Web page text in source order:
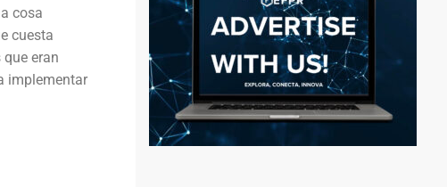
cosa
cuesta
eran
implementar